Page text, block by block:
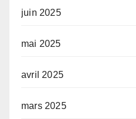
juin 2025
mai 2025
avril 2025
mars 2025